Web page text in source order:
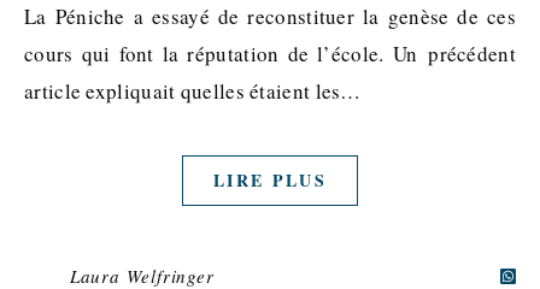
La Péniche a essayé de reconstituer la genèse de ces
cours qui font la réputation de l’école. Un précédent
article expliquait quelles étaient les…
LIRE PLUS
Laura Welfringer